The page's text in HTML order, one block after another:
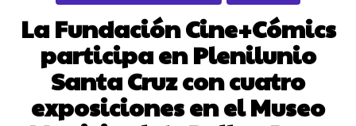
La Fundación Cine+Cómics
participa en Plenilunio
Santa Cruz con cuatro
exposiciones en el Museo